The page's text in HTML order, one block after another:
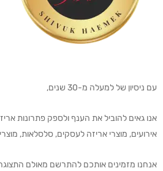
עם ניסיון של למעלה מ-30 שנים,
אנו גאים להוביל את הענף ולספק פתרונות
אירועים, מוצרי אריזה לעסקים, סלסלאות,
אנחנו מזמינים אותכם להתרשם מאולם